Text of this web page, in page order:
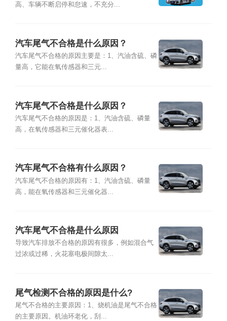
高、车辆不断启停和怠速，不充分...
汽车尾气不合格是什么原因？
汽车尾气不合格的原因主要是：1、汽油含硫、磷
量高，它能在氧传感器和三元...
汽车尾气不合格是什么原因？
汽车尾气不合格的原因是：1、汽油含硫、磷量
高，在氧传感器和三元催化器表...
汽车尾气不合格有什么原因？
汽车尾气不合格的原因有：1、汽油含硫、磷量
高，能在氧传感器和三元催化器...
汽车尾气不合格是什么原因
导致汽车排放不合格的原因有很多，例如混合气
过浓或过稀，火花塞电极间隙太...
尾气检测不合格的原因是什么?
尾气不合格的主要原因：1、烧机油是尾气不合格
的主要原因。机油环老化，刮...